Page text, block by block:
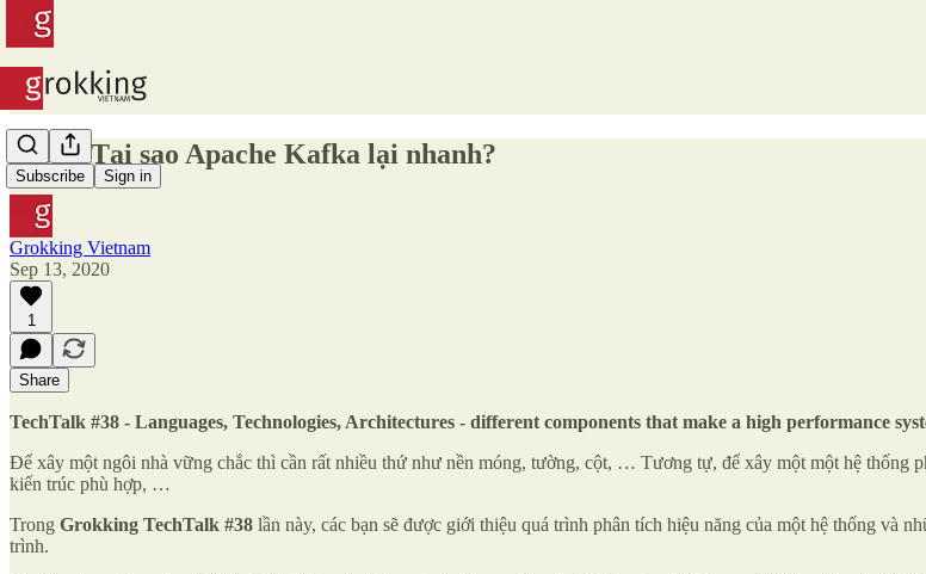
Subscribe Sign in
#138 - Tại sao Apache Kafka lại nhanh?
Grokking Vietnam
Sep 13, 2020
1
Share
TechTalk #38 - Languages, Technologies, Architectures - different components that make a high performance
Để xây một ngôi nhà vững chắc thì cần rất nhiều thứ như nền móng, tường, cột, … Tương tự, để xây một một hệ thống
kiến trúc phù hợp, …
Trong Grokking TechTalk #38 lần này, các bạn sẽ được giới thiệu quá trình phân tích hiệu năng của một hệ thống và
trình.